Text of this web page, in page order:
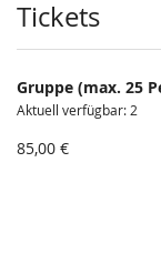
Produkte
Tickets
Gruppe (max. 25
Aktuell verfügbar: 2
85,00 €